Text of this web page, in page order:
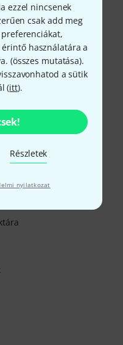
ezzel nincsenek
csak add meg
használatára a
(összes mutatása).
a sütik
(itt).
Részletek
nyilatkozat
Banki átutalás vagy